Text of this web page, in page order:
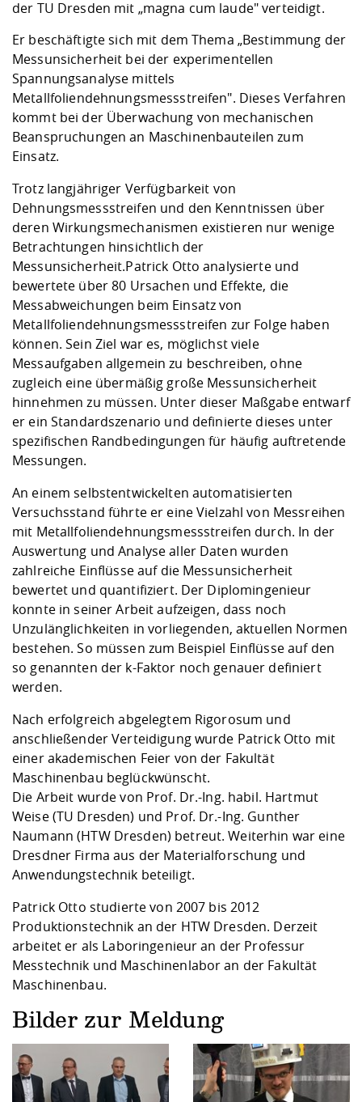
Vorbereitung
Studien- und
und Physik
Studieren in
Lebenslagen
Studentenwerk
Career Service
Lehren,
Formulare und
Formulare und
FIS -
Prototyping und
Kooperationen
Kontakt &
Klimaschutz &
Gremien und
Informatik/
Landbau/
Maschinenbau
Angebote für Unternehmen
Kontakt und Anfahrt
Qualitätssicherung
der TU Dresden mit „magna cum laude" verteidigt.
Er beschäftigte sich mit dem Thema „Bestimmung der
Messunsicherheit bei der experimentellen
Spannungsanalyse mittels
Metallfoliendehnungsmessstreifen". Dieses Verfahren
kommt bei der Überwachung von mechanischen
Beanspruchungen an Maschinenbauteilen zum
Einsatz.
Trotz langjähriger Verfügbarkeit von
Dehnungsmessstreifen und den Kenntnissen über
deren Wirkungsmechanismen existieren nur wenige
Betrachtungen hinsichtlich der
Messunsicherheit.Patrick Otto analysierte und
bewertete über 80 Ursachen und Effekte, die
Messabweichungen beim Einsatz von
Metallfoliendehnungsmessstreifen zur Folge haben
können. Sein Ziel war es, möglichst viele
Messaufgaben allgemein zu beschreiben, ohne
zugleich eine übermäßig große Messunsicherheit
hinnehmen zu müssen. Unter dieser Maßgabe entwarf
er ein Standardszenario und definierte dieses unter
spezifischen Randbedingungen für häufig auftretende
Messungen.
An einem selbstentwickelten automatisierten
Versuchsstand führte er eine Vielzahl von Messreihen
mit Metallfoliendehnungsmessstreifen durch. In der
Auswertung und Analyse aller Daten wurden
zahlreiche Einflüsse auf die Messunsicherheit
bewertet und quantifiziert. Der Diplomingenieur
konnte in seiner Arbeit aufzeigen, dass noch
Unzulänglichkeiten in vorliegenden, aktuellen Normen
bestehen. So müssen zum Beispiel Einflüsse auf den
so genannten der k-Faktor noch genauer definiert
werden.
Nach erfolgreich abgelegtem Rigorosum und
anschließender Verteidigung wurde Patrick Otto mit
einer akademischen Feier von der Fakultät
Maschinenbau beglückwünscht.
Die Arbeit wurde von Prof. Dr.-Ing. habil. Hartmut
Weise (TU Dresden) und Prof. Dr.-Ing. Gunther
Naumann (HTW Dresden) betreut. Weiterhin war eine
Dresdner Firma aus der Materialforschung und
Anwendungstechnik beteiligt.
Patrick Otto studierte von 2007 bis 2012
Produktionstechnik an der HTW Dresden. Derzeit
arbeitet er als Laboringenieur an der Professur
Messtechnik und Maschinenlabor an der Fakultät
Maschinenbau.
Bilder zur Meldung